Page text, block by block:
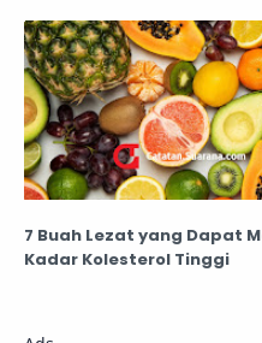
7 Buah Lezat yang Dapat
Kadar Kolesterol Tinggi